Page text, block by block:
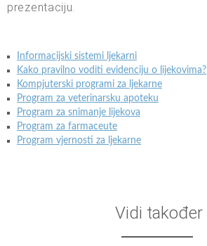
prezentaciju.
Informacijski sistemi ljekarni
Kako pravilno voditi evidenciju o lijekovima?
Kompjuterski programi za ljekarne
Program za veterinarsku apoteku
Program za snimanje lijekova
Program za farmaceute
Program vjernosti za ljekarne
Vidi također